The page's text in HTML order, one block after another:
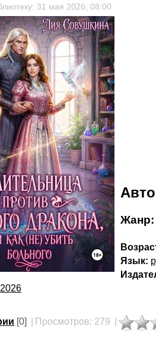
31 мая 2026, 08:00
Жанр:
Язык:
2026
[0] Просмотров: 279